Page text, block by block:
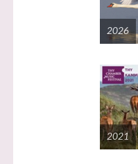
2026
2021